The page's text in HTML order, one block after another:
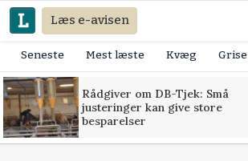
Læs e-avisen
Seneste Mest læste Kvæg Grise
Rådgiver om DB-Tjek: Små
justeringer kan give store
besparelser